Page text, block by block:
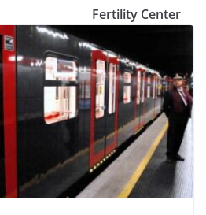
Fertility Center